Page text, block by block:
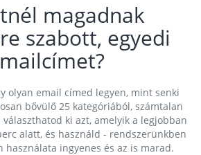
magadnak
szabott, egyedi
olyan email címed legyen, mint senki
bővülő 25 kategóriából, számtalan
ki azt, amelyik a legjobban
alatt, és használd - rendszerünkben
használata ingyenes és az is marad.